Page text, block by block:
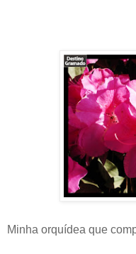
Minha orquídea que